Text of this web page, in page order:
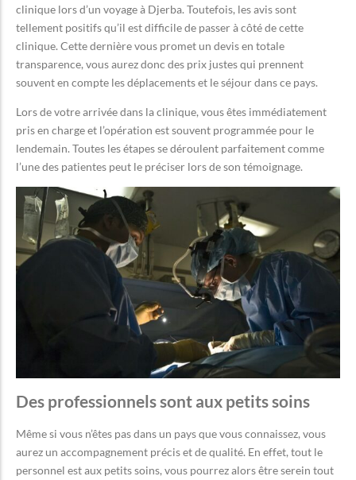
clinique lors d’un voyage à Djerba. Toutefois, les avis sont
tellement positifs qu’il est difficile de passer à côté de cette
clinique. Cette dernière vous promet un devis en totale
transparence, vous aurez donc des prix justes qui prennent
souvent en compte les déplacements et le séjour dans ce pays.
Lors de votre arrivée dans la clinique, vous êtes immédiatement
pris en charge et l’opération est souvent programmée pour le
lendemain. Toutes les étapes se déroulent parfaitement comme
l’une des patientes peut le préciser lors de son témoignage.
Des professionnels sont aux petits soins
Même si vous n’êtes pas dans un pays que vous connaissez, vous
aurez un accompagnement précis et de qualité. En effet, tout le
personnel est aux petits soins, vous pourrez alors être serein tout